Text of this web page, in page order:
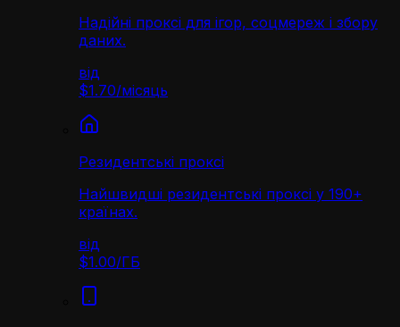
Надійні проксі для ігор, соцмереж і збору
даних.
від
$1.70/місяць
Резидентські проксі
Найшвидші резидентські проксі у 190+
країнах.
від
$1.00/ГБ